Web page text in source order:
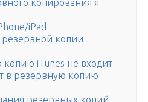
копирования я
iPad
копии
iTunes не входит
в резервную копию
резервных копий